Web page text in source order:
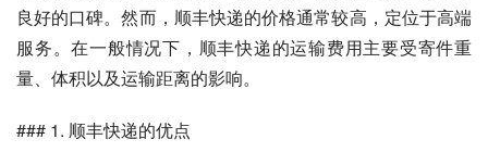
良好的口碑。然而，顺丰快递的价格通常较高，定位于高端
服务。在一般情况下，顺丰快递的运输费用主要受寄件重
量、体积以及运输距离的影响。
### 1. 顺丰快递的优点